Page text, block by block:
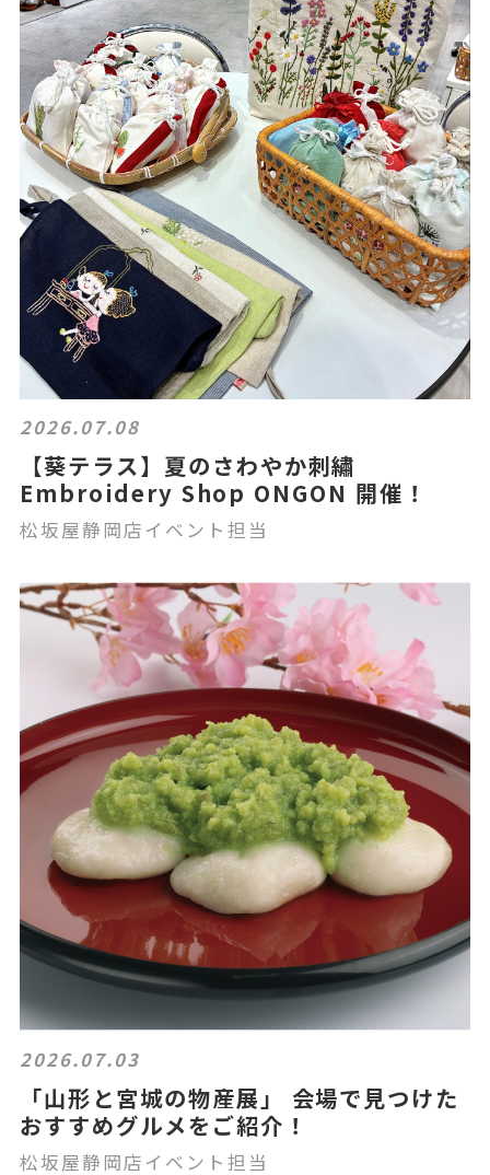
2026.07.08
【葵テラス】夏のさわやか刺繡
Embroidery Shop ONGON 開催！
松坂屋静岡店イベント担当
2026.07.03
「山形と宮城の物産展」 会場で見つけた
おすすめグルメをご紹介！
松坂屋静岡店イベント担当